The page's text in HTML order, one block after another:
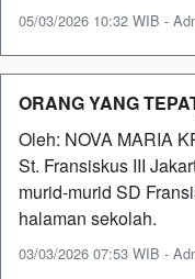
05/03/2026 10:32 WIB -
ORANG YANG
Oleh: NOVA MARIA
St. Fransiskus III
murid-murid SD
halaman sekolah.
03/03/2026 07:53 WIB -